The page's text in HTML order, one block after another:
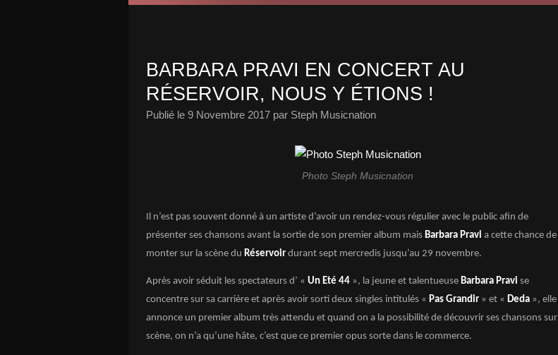
BARBARA PRAVI EN CONCERT AU
RÉSERVOIR, NOUS Y ÉTIONS !
Publié le 9 Novembre 2017 par Steph Musicnation
Photo Steph Musicnation
Il n’est pas souvent donné à un artiste d’avoir un rendez-vous régulier avec le public afin de
présenter ses chansons avant la sortie de son premier album mais Barbara Pravi a cette chance de
monter sur la scène du Réservoir durant sept mercredis jusqu’au 29 novembre.
Après avoir séduit les spectateurs d’ « Un Eté 44 », la jeune et talentueuse Barbara Pravi se
concentre sur sa carrière et après avoir sorti deux singles intitulés « Pas Grandir » et « Deda », elle
annonce un premier album très attendu et quand on a la possibilité de découvrir ses chansons sur
scène, on n’a qu’une hâte, c’est que ce premier opus sorte dans le commerce.